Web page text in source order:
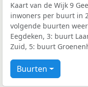
Kaart van de Wijk 9
inwoners per buurt in
volgende buurten
Eegdeken, 3: buurt
Zuid, 5: buurt
Buurten